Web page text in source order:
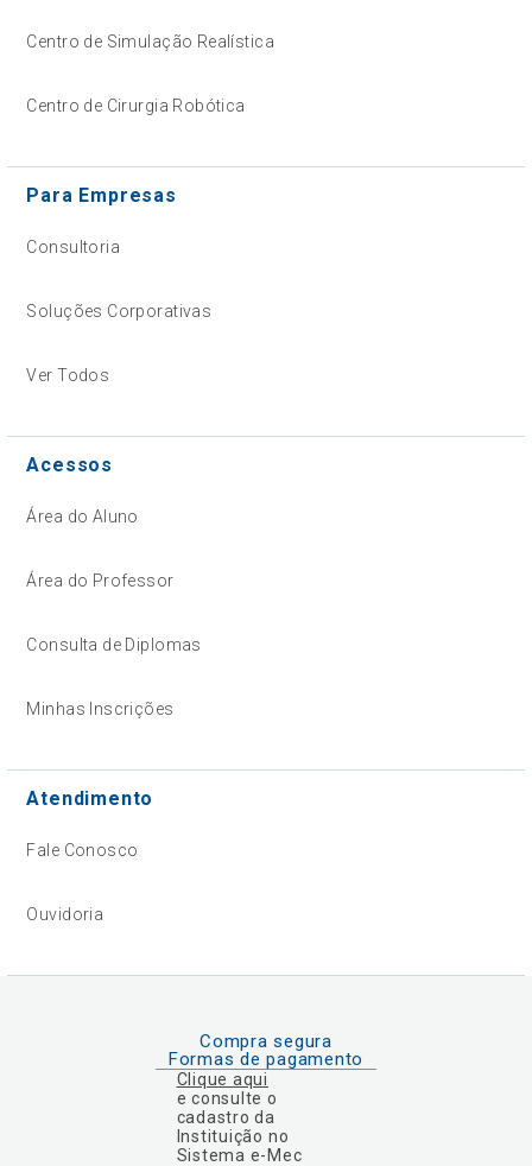
Centro de Simulação Realística
Centro de Cirurgia Robótica
Para Empresas
Consultoria
Soluções Corporativas
Ver Todos
Acessos
Área do Aluno
Área do Professor
Consulta de Diplomas
Minhas Inscrições
Atendimento
Fale Conosco
Ouvidoria
Compra segura
Formas de pagamento
Clique aqui
e consulte o
cadastro da
Instituição no
Sistema e-Mec